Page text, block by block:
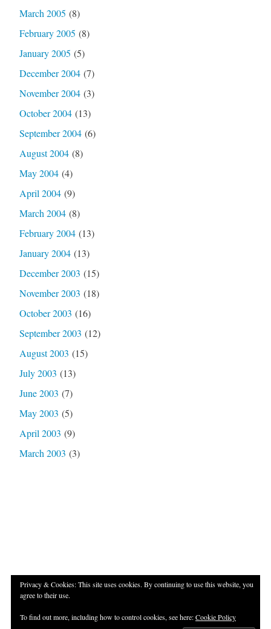
March 2005 (8)
February 2005 (8)
January 2005 (5)
December 2004(7)
November 2004(3)
October 2004(13)
September 2004(6)
August 2004(8)
May 2004(4)
April 2004(9)
March 2004(8)
February 2004(13)
January 2004(13)
December 2003 (15)
November 2003 (18)
October 2003 (16)
September 2003 (12)
August 2003 (15)
July 2003 (13)
June 2003 (7)
May 2003 (5)
April 2003 (9)
March 2003 (3)
Publisher 2 by
Raam Dev.
Privacy & Cookies: This site uses cookies. By continuing to use this website, you
agree to their use.
To find out more, including how to control cookies, see here:Cookie Policy